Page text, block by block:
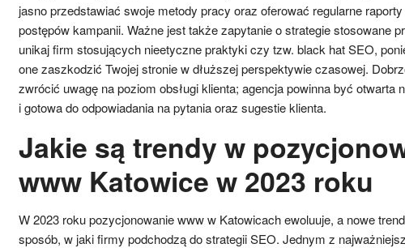
jasno przedstawiać swoje metody pracy oraz oferować regularne
postępów kampanii. Ważne jest także zapytanie o strategie stosowane
unikaj firm stosujących nieetyczne praktyki czy tzw. black hat SEO,
one zaszkodzić Twojej stronie w dłuższej perspektywie czasowej.
zwrócić uwagę na poziom obsługi klienta; agencja powinna być otwarta
i gotowa do odpowiadania na pytania oraz sugestie klienta.
Jakie są trendy w
www Katowice w 2023 roku
W 2023 roku pozycjonowanie www w Katowicach ewoluuje, a nowe
sposób, w jaki firmy podchodzą do strategii SEO. Jednym z